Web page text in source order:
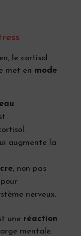
le cortisol
met en mode
augmente la
, non pas
nerveux.
une réaction
mentale.